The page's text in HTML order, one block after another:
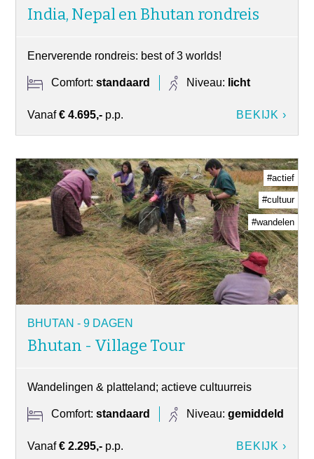
India, Nepal en Bhutan rondreis
Enerverende rondreis: best of 3 worlds!
Comfort:standaard Niveau: licht
Vanaf€ 4.695,- p.p. BEKIJK ›
#actief
#cultuur
#wandelen
BHUTAN - 9 DAGEN
Bhutan - Village Tour
Wandelingen & platteland; actieve cultuurreis
Comfort:standaard Niveau:gemiddeld
Vanaf€ 2.295,- p.p. BEKIJK ›